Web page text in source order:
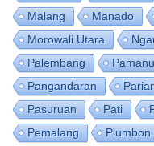
Malang
Manado
Morowali Utara
Palembang
Pangandaran
Pasuruan
Pati
Pemalang
Plumbon